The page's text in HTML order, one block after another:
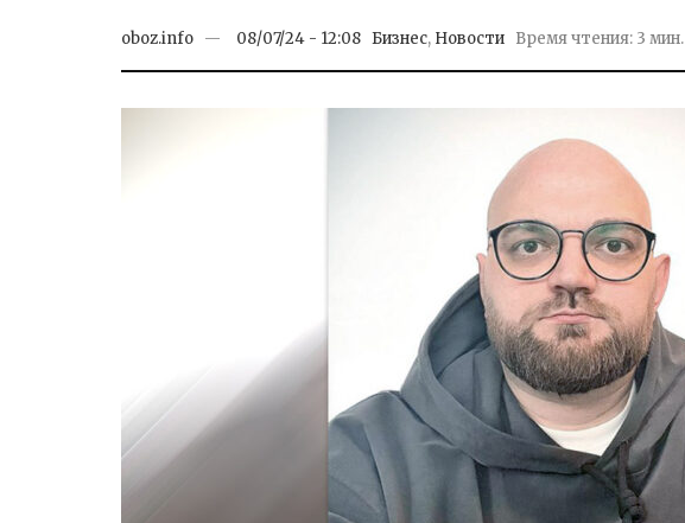
oboz.info 08/07/24 - 12:08 Бизнес, Новости Время чтения: 3 мин.